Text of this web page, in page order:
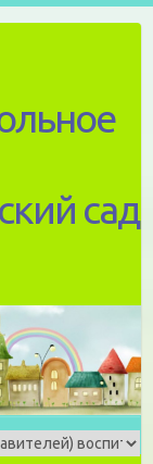
сад